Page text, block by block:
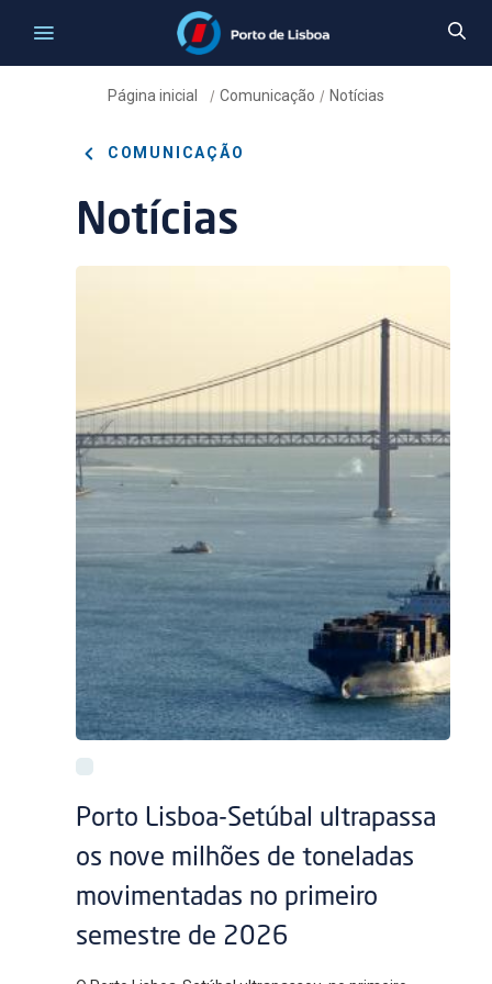
Página inicial / Comunicação / Notícias
COMUNICAÇÃO
Notícias
Porto Lisboa-Setúbal ultrapassa
os nove milhões de toneladas
movimentadas no primeiro
semestre de 2026